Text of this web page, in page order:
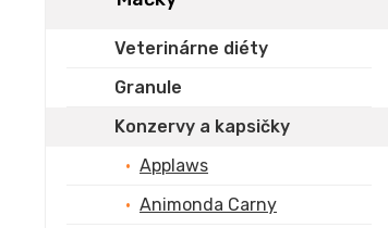
Veterinárne diéty
Granule
Konzervy a kapsičky
Applaws
Animonda Carny